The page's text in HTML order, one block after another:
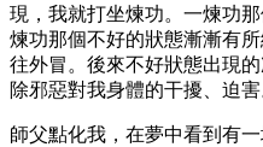
現，我就打坐煉功。一煉功
煉功那個不好的狀態漸漸有
往外冒。後來不好狀態出現
除邪惡對我身體的干擾、迫害
師父點化我，在夢中看到有